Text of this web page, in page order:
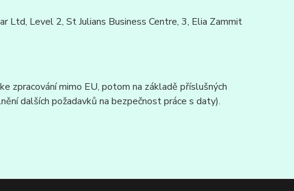
Level 2, St Julians Business Centre, 3, Elia Zammit
zpracování mimo EU, potom na základě příslušných
dalších požadavků na bezpečnost práce s daty).